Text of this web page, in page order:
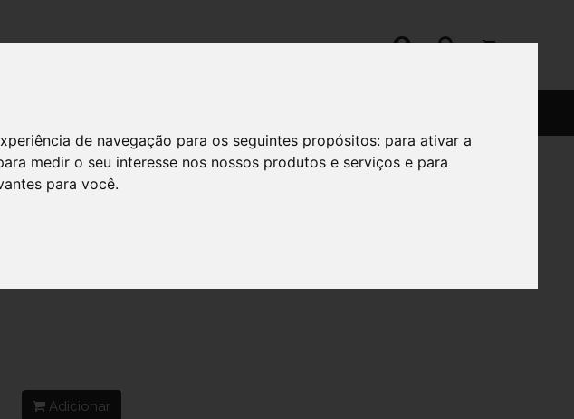
de navegação para os seguintes propósitos: para ativar a
medir o seu interesse nos nossos produtos e serviços e para
para você.
Cr 50ml
Adicionar